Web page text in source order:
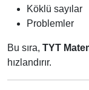
Köklü sayılar
Problemler
Bu sıra, TYT
hızlandırır.